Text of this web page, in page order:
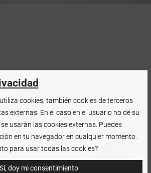
cookies, también cookies de terceros
externas. En el caso en el usuario no dé su
usarán las cookies externas. Puedes
en tu navegador en cualquier momento.
para usar todas las cookies?
Sí, doy mi consentimiento